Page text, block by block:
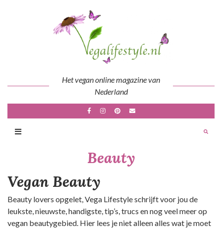
Het vegan online magazine van
Nederland
Beauty
Vegan Beauty
Beauty lovers opgelet, Vega Lifestyle schrijft voor jou de
leukste, nieuwste, handigste, tip’s, trucs en nog veel meer op
vegan beautygebied. Hier lees je niet alleen alles wat je moet